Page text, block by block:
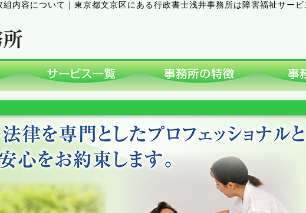
内容について 東京都文京区にある行政書士浅井事務所は障害福祉サービ